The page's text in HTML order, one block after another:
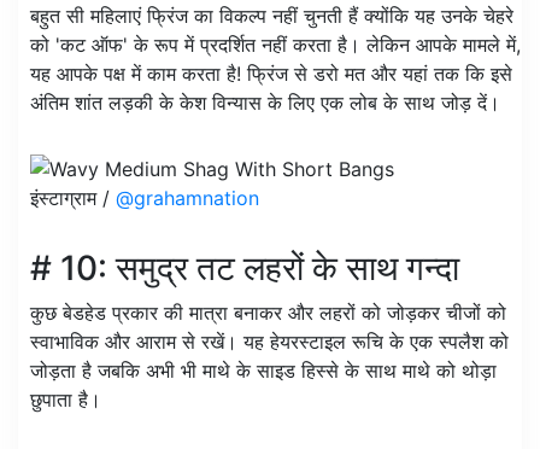
बहुत सी महिलाएं फ्रिंज का विकल्प नहीं चुनती हैं क्योंकि यह उनके चेहरे
को 'कट ऑफ' के रूप में प्रदर्शित नहीं करता है। लेकिन आपके मामले में,
यह आपके पक्ष में काम करता है! फ्रिंज से डरो मत और यहां तक ​​कि इसे
अंतिम शांत लड़की के केश विन्यास के लिए एक लोब के साथ जोड़ दें।
इंस्टाग्राम / @grahamnation
# 10: समुद्र तट लहरों के साथ गन्दा
कुछ बेडहेड प्रकार की मात्रा बनाकर और लहरों को जोड़कर चीजों को
स्वाभाविक और आराम से रखें। यह हेयरस्टाइल रूचि के एक स्पलैश को
जोड़ता है जबकि अभी भी माथे के साइड हिस्से के साथ माथे को थोड़ा
छुपाता है।